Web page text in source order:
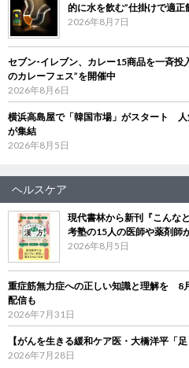
的に水を飲む”仕掛けで適正
2026年8月7日
セブン‐イレブン、カレー15商品を一斉
のカレーフェス”を開催中
2026年8月6日
横浜高島屋で「韓国市場」がスタート
が集結
2026年8月5日
ヘルスケア
現代書林から新刊『こんな
考塾の15人の医師や薬剤師
2026年8月5日
重症筋無力症への正しい知識と理解を 8
配信も
2026年7月31日
【がんを生きる緩和ケア医・大橋洋平「
2026年7月28日